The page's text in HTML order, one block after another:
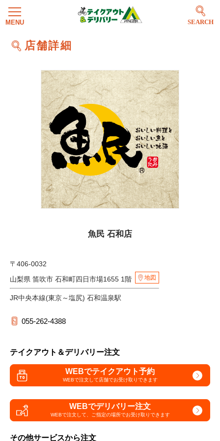
SEARCH
店舗詳細
魚民 石和店
〒406-0032
山梨県 笛吹市 石和町四日市場1655 1階
地図
JR中央本線(東京～塩尻) 石和温泉駅
055-262-4388
テイクアウト＆デリバリー注文
WEBでテイクアウト予約
WEBで注文して店舗でお受け取りできます
WEBでデリバリー注文
WEBで注文して、 ご指定の場所でお受け取りできます
その他サービスから注文